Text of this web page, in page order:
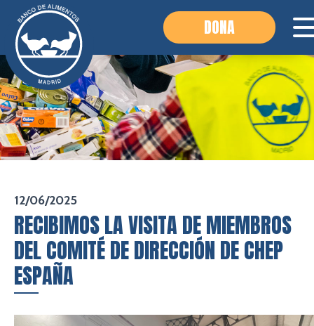
DONA
12/06/2025
RECIBIMOS LA VISITA DE MIEMBROS
DEL COMITÉ DE DIRECCIÓN DE CHEP
ESPAÑA